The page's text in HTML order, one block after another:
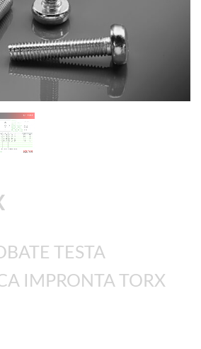
TESTA
IMPRONTA TORX